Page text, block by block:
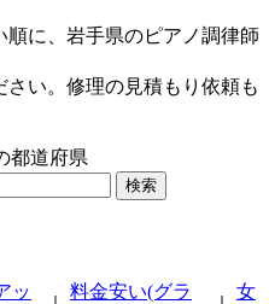
順に、岩手県のピアノ調律師
い。修理の見積もり依頼も
都道府県
検索
ッ
料金安い(グラ
女